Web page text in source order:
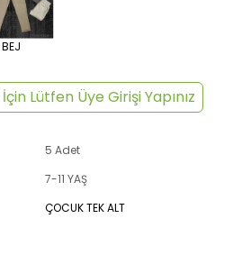
BEJ
Lütfen Üye Girişi Yapınız
5 Adet
7-11 YAŞ
ÇOCUK TEK ALT